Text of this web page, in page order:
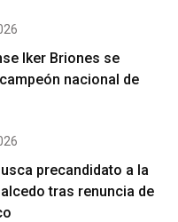
Iker Briones se
nacional de
precandidato a la
tras renuncia de